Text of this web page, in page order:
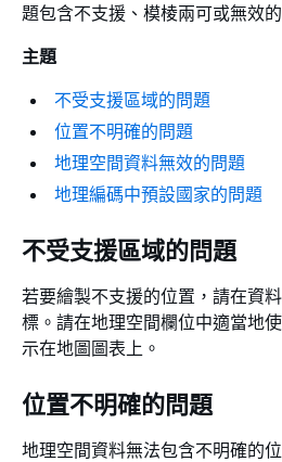
題包含不支援、模棱兩可或無效
主題
不受支援區域的問題
位置不明確的問題
地理空間資料無效的問題
地理編碼中預設國家的問題
不受支援區域的問題
若要繪製不支援的位置，請在資
標。請在地理空間欄位中適當地
示在地圖圖表上。
位置不明確的問題
地理空間資料無法包含不明確的